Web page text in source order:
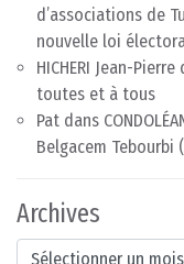
d’associations de
nouvelle loi
HICHERI Jean-Pierre
toutes et à tous
Pat dans
Belgacem Tebourbi
Archives
Archives